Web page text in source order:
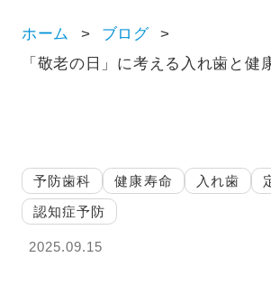
ホーム
ブログ
「敬老の日」に考える入れ歯と健
予防歯科 健康寿命 入れ歯
認知症予防
2025.09.15